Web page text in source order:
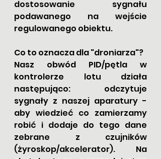
dostosowanie sygnału
podawanego na wejście
regulowanego obiektu.
Co to oznacza dla "droniarza"?
Nasz obwód PID/pętla w
kontrolerze lotu działa
następująco: odczytuje
sygnały z naszej aparatury -
aby wiedzieć co zamierzamy
robić i dodaje do tego dane
zebrane z czujników
(żyroskop/akcelerator). Na